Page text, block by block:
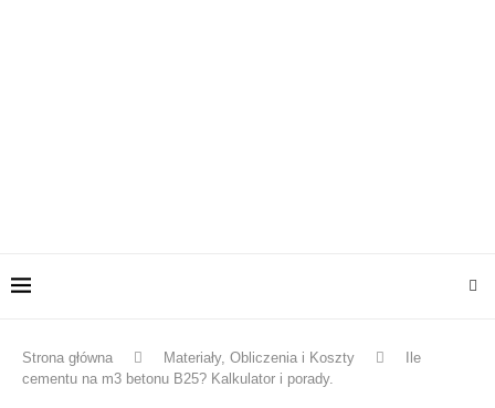
Strona główna Materiały, Obliczenia i Koszty
Ile
cementu na m3 betonu B25? Kalkulator i porady.